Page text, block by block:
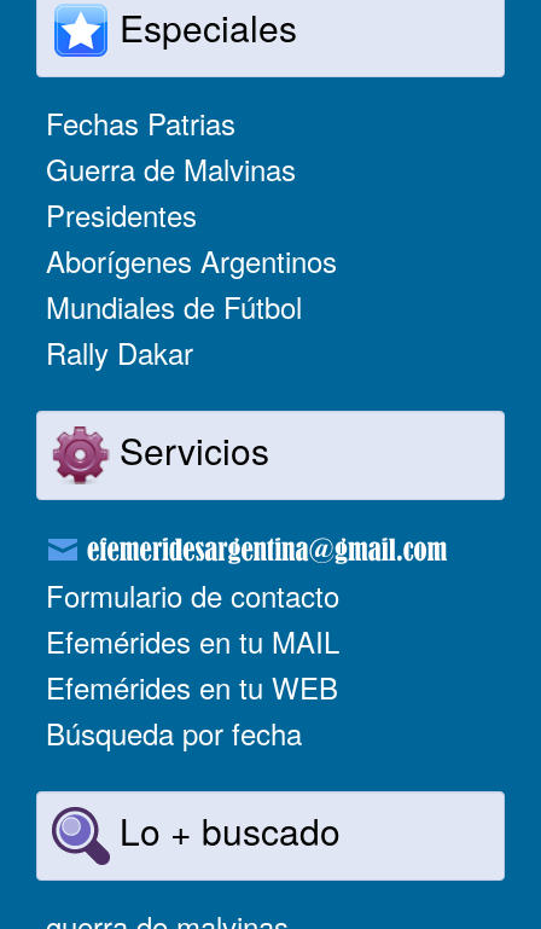
Especiales
Fechas Patrias
Guerra de Malvinas
Presidentes
Aborígenes Argentinos
Mundiales de Fútbol
Rally Dakar
Servicios
Formulario de contacto
Efemérides en tu MAIL
Efemérides en tu WEB
Búsqueda por fecha
Lo + buscado